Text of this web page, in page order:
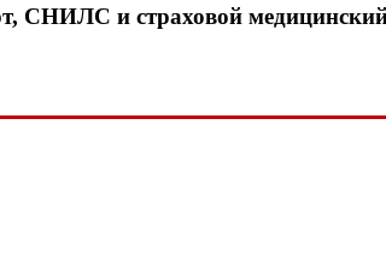
СНИЛС и страховой